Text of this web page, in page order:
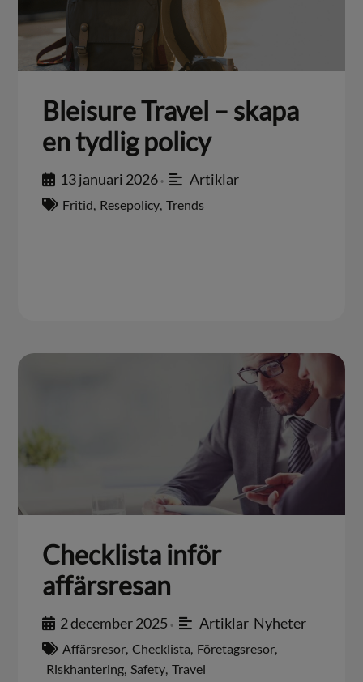
Bleisure Travel – skapa
en tydlig policy
13 januari 2026 • Artiklar
Fritid, Resepolicy, Trends
Checklista inför
affärsresan
2 december 2025 • Artiklar, Nyheter
Affärsresor, Checklista, Företagsresor,
Riskhantering, Safety, Travel